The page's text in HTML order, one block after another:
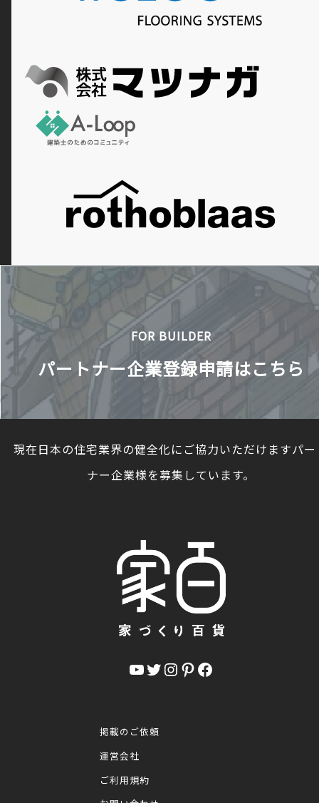
FOR BUILDER
パートナー企業登録申請はこちら
現在日本の住宅業界の健全化にご協力いただけますパ
ナー企業様を募集しています。
YouTube Twitter InstagramPinterest Facebook
掲載のご依頼
運営会社
ご利用規約